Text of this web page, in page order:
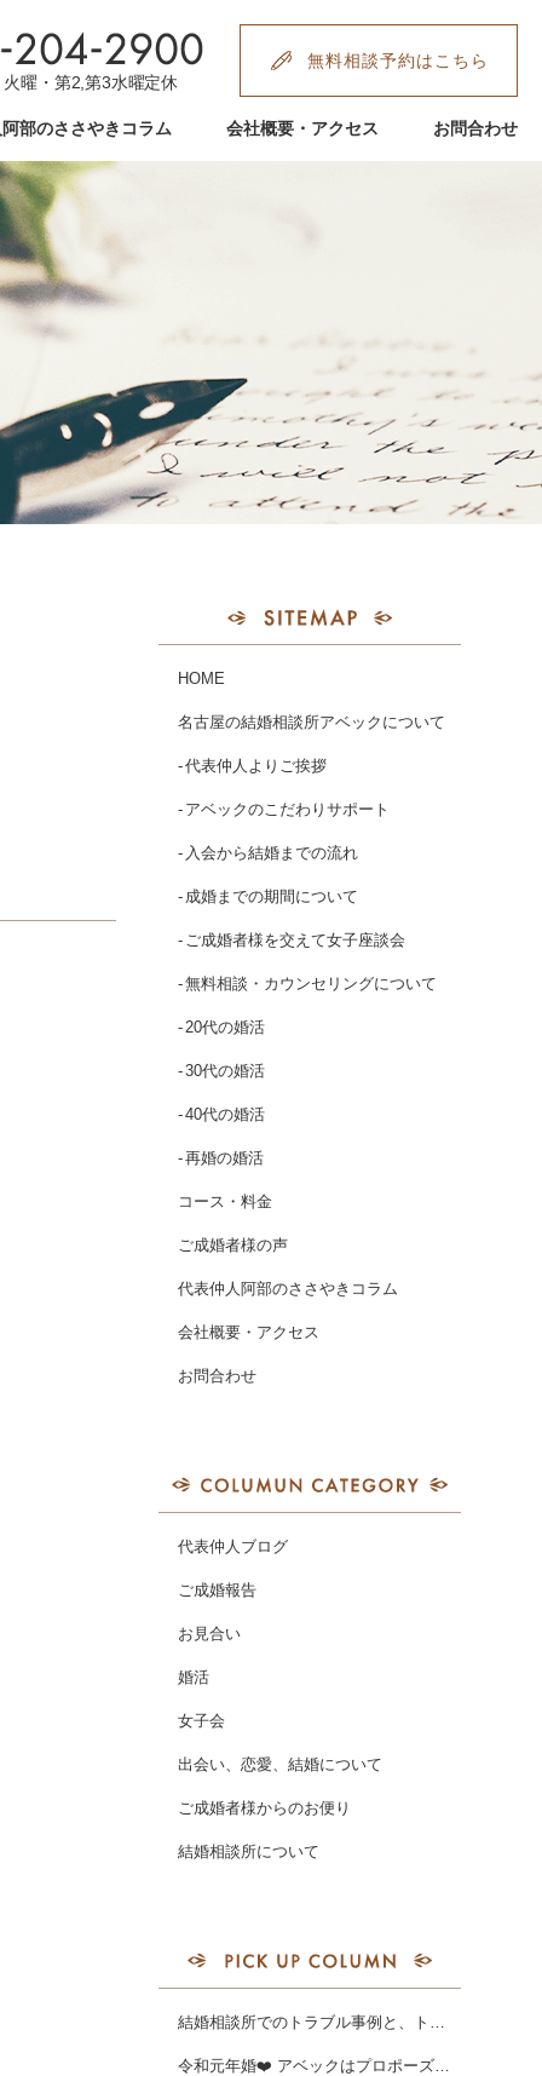
曜・第2,第3水曜定休
無料相談予約はこちら
部のささやきコラム 会社概要・アクセス お問合わせ
HOME
名古屋の結婚相談所アベックについて
代表仲人よりご挨拶
アベックのこだわりサポート
入会から結婚までの流れ
成婚までの期間について
ご成婚者様を交えて女子座談会
無料相談・カウンセリングについて
20代の婚活
30代の婚活
40代の婚活
再婚の婚活
コース・料金
ご成婚者様の声
代表仲人阿部のささやきコラム
会社概要・アクセス
お問合わせ
代表仲人ブログ
ご成婚報告
お見合い
婚活
女子会
出会い、恋愛、結婚について
ご成婚者様からのお便り
結婚相談所について
結婚相談所でのトラブル事例と、トラブルを未然に防ぐ方法
令和元年婚❤️ アベックはプロポーズラッシュです❣